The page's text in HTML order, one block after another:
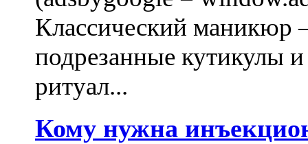
Классический маникюр
подрезанные кутикулы
ритуал...
Кому нужна